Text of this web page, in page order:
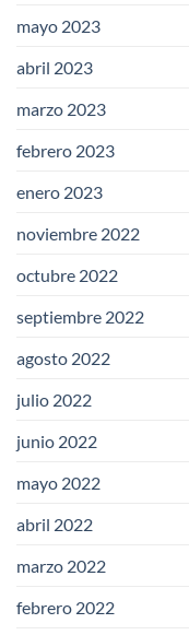
mayo 2023
abril 2023
marzo 2023
febrero 2023
enero 2023
noviembre 2022
octubre 2022
septiembre 2022
agosto 2022
julio 2022
junio 2022
mayo 2022
abril 2022
marzo 2022
febrero 2022